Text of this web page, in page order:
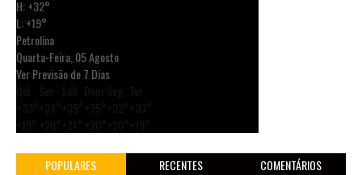
H:+32°
L:+19°
Petrolina
Quarta-Feira, 05 Agosto
Ver Previsão de 7 Dias
POPULARES RECENTES COMENTÁRIOS